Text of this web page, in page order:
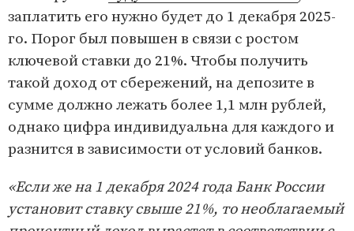
заплатить его нужно будет до 1 декабря 2025-
го. Порог был повышен в связи с ростом
ключевой ставки до 21%. Чтобы получить
такой доход от сбережений, на депозите в
сумме должно лежать более 1,1 млн рублей,
однако цифра индивидуальна для каждого и
разнится в зависимости от условий банков.
«Если же на 1 декабря 2024 года Банк России
установит ставку свыше 21%, то необлагаемый